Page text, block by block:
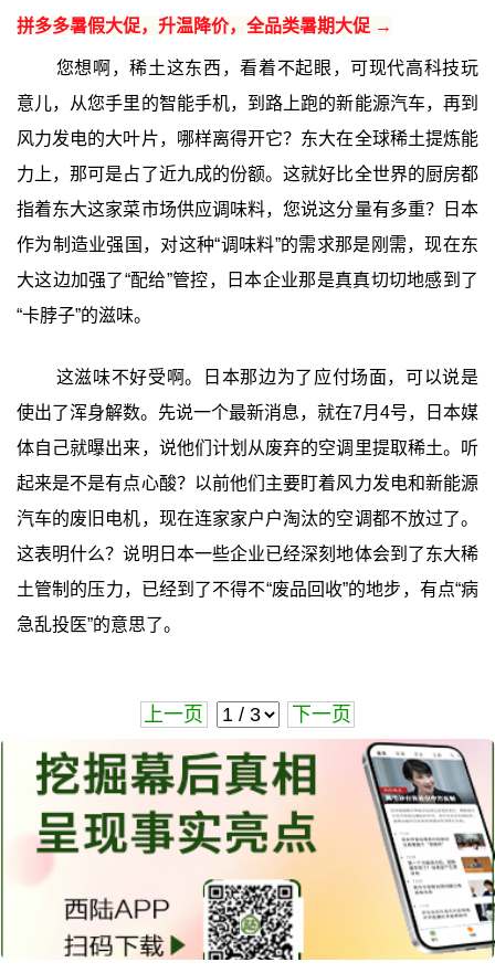
拼多多暑假大促，升温降价，全品类暑期大促 →
您想啊，稀土这东西，看着不起眼，可现代高科技玩
意儿，从您手里的智能手机，到路上跑的新能源汽车，再到
风力发电的大叶片，哪样离得开它？东大在全球稀土提炼能
力上，那可是占了近九成的份额。这就好比全世界的厨房都
指着东大这家菜市场供应调味料，您说这分量有多重？日本
作为制造业强国，对这种“调味料”的需求那是刚需，现在东
大这边加强了“配给”管控，日本企业那是真真切切地感到了
“卡脖子”的滋味。
这滋味不好受啊。日本那边为了应付场面，可以说是
使出了浑身解数。先说一个最新消息，就在7月4号，日本媒
体自己就曝出来，说他们计划从废弃的空调里提取稀土。听
起来是不是有点心酸？以前他们主要盯着风力发电和新能源
汽车的废旧电机，现在连家家户户淘汰的空调都不放过了。
这表明什么？说明日本一些企业已经深刻地体会到了东大稀
土管制的压力，已经到了不得不“废品回收”的地步，有点“病
急乱投医”的意思了。
上一页 下一页